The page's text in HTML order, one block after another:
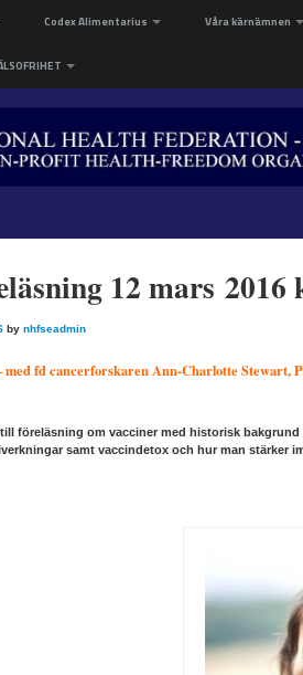
Codex Alimentarius Våra kärnämnen
12 mars 2016
by nhfseadmin
med fd cancerforskaren Ann-Charlotte Stewart,
föreläsning om vacciner med historisk
samt vaccindetox och hur man stärker